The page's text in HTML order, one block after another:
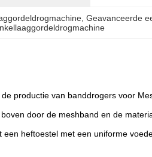
, Geavanceerde
productie van banddrogers voor
door de meshband en de
heftoestel met een uniforme